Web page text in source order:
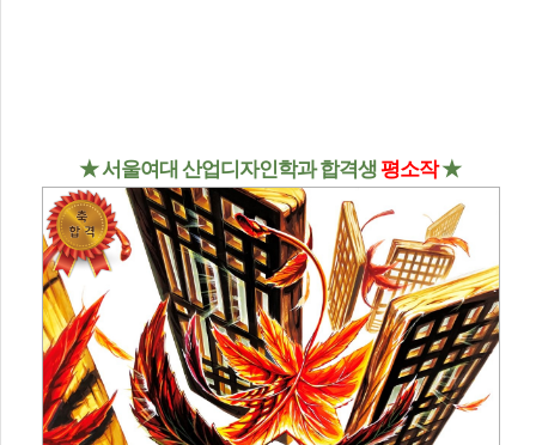
★ 서울여대 산업디자인학과 합격생평소작★